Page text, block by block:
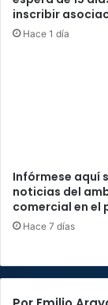
inscribir
Hace 1 día
Infórmese aquí
noticias del
comercial en el
Hace 7 días